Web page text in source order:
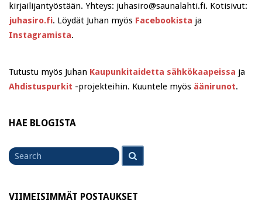
kirjailijantyöstään. Yhteys: juhasiro@saunalahti.fi. Kotisivut:
juhasiro.fi. Löydät Juhan myös Facebookista ja
Instagramista.
Tutustu myös Juhan Kaupunkitaidetta sähkökaapeissa ja
Ahdistuspurkit -projekteihin. Kuuntele myös äänirunot.
HAE BLOGISTA
Search
for
VIIMEISIMMÄT POSTAUKSET